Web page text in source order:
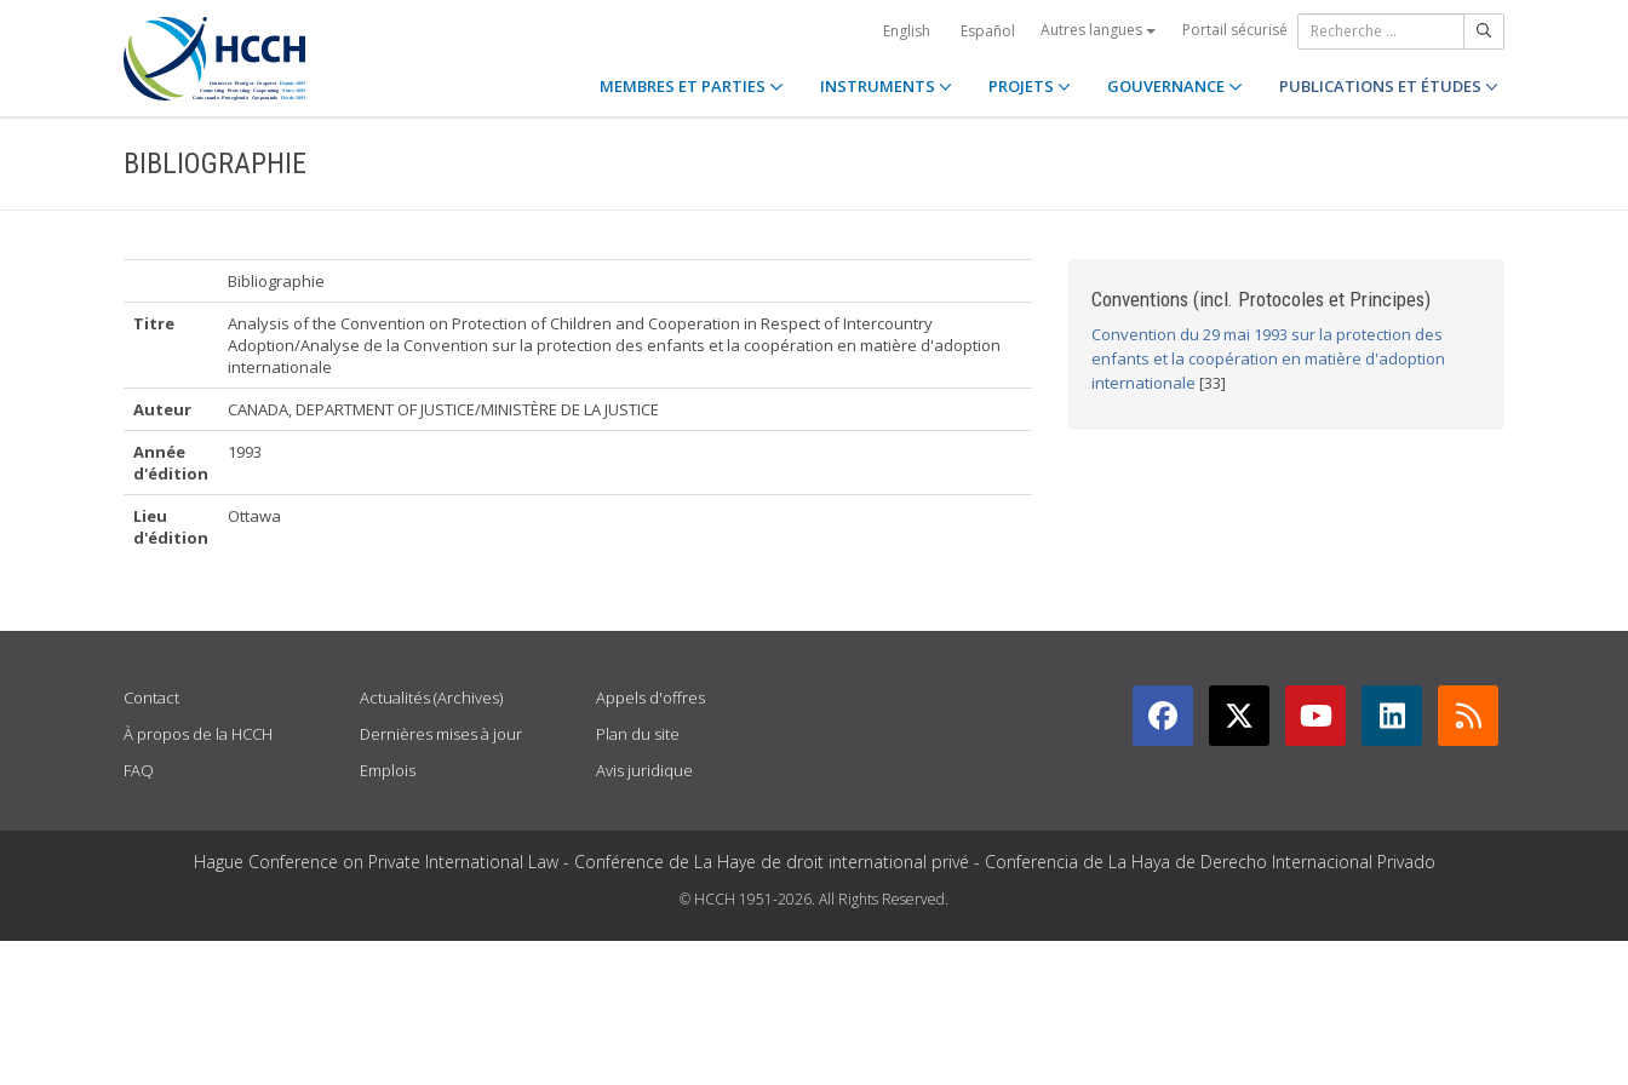
English Español Autres langues Portail sécurisé
MEMBRES ET PARTIES INSTRUMENTS PROJETS GOUVERNANCE PUBLICATIONS ET ÉTUDES
BIBLIOGRAPHIE
Bibliographie
Titre
Analysis of the Convention on Protection of Children and Cooperation in Respect of Intercountry
Adoption/Analyse de la Convention sur la protection des enfants et la coopération en matière d'adoption
internationale
Auteur
CANADA, DEPARTMENT OF JUSTICE/MINISTÈRE DE LA JUSTICE
Année
d'édition
1993
Lieu
d'édition
Ottawa
Conventions (incl. Protocoles et Principes)
Convention du 29 mai 1993 sur la protection des
enfants et la coopération en matière d'adoption
internationale [33]
Contact
À propos de la HCCH
FAQ
Actualités (Archives)
Dernières mises à jour
Emplois
Appels d'offres
Plan du site
Avis juridique
Hague Conference on Private International Law - Conférence de La Haye de droit international privé - Conferencia de La Haya de Derecho Internacional Privado
© HCCH 1951-2026. All Rights Reserved.